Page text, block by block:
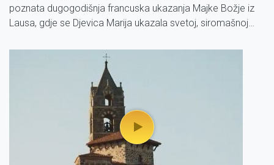
poznata dugogodišnja francuska ukazanja Majke Božje iz
Lausa, gdje se Djevica Marija ukazala svetoj, siromašnoj